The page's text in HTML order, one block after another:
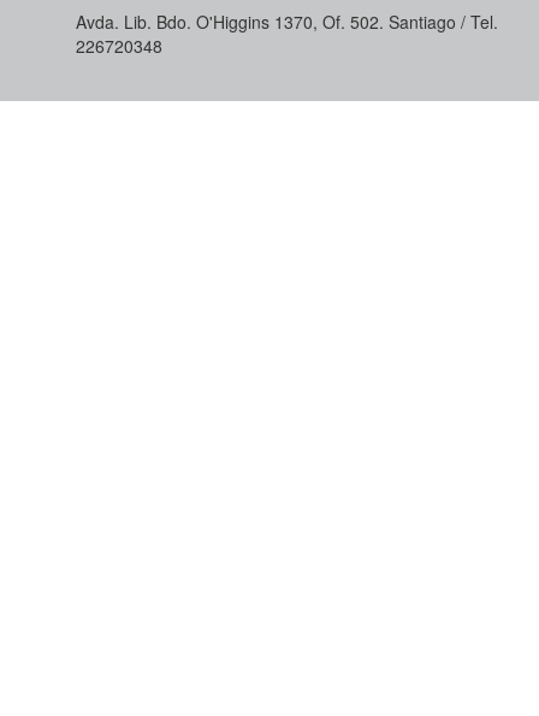
Avda. Lib. Bdo. O'Higgins 1370, Of. 502. Santiago / Tel.
226720348